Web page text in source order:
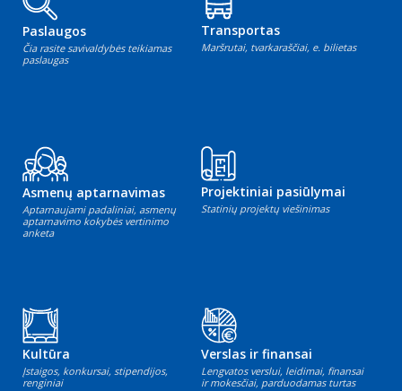
Paslaugos
Čia rasite savivaldybės teikiamas
paslaugas
Transportas
Maršrutai, tvarkaraščiai, e. bilietas
Asmenų aptarnavimas
Aptarnaujami padaliniai, asmenų
aptarnavimo kokybės vertinimo
anketa
Projektiniai pasiūlymai
Statinių projektų viešinimas
Kultūra
Įstaigos, konkursai, stipendijos,
renginiai
Verslas ir finansai
Lengvatos verslui, leidimai, finansai
ir mokesčiai, parduodamas turtas